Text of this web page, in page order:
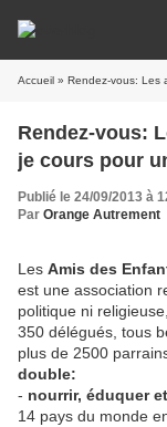
Accueil » Rendez-vous: Les
Rendez-vous:
je cours pour
Publié le 24/09/2013 à
Par Orange Autrement
Les Amis des
est une association
politique ni
350 délégués, tous
plus de 2500
double:
- nourrir, éduquer
14 pays du monde